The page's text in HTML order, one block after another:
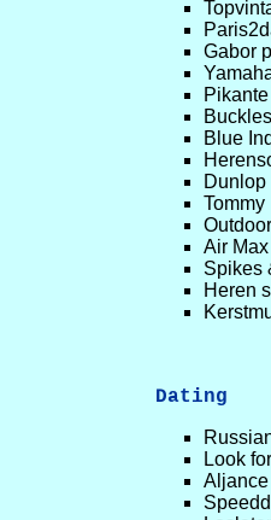
Gabor
Blue
Air
Spikes
Heren
Dating
Look
Aljance